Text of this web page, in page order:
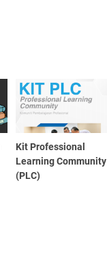
Kit Professional
Learning Community
(PLC)